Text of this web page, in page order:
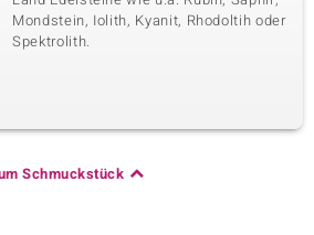
Mondstein, Iolith, Kyanit, Rhodoltih oder
Spektrolith.
Schmuckstück